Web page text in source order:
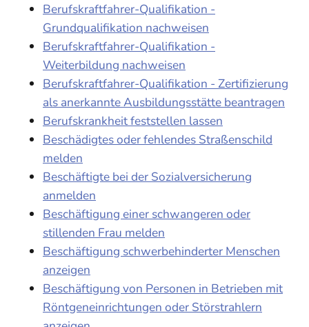
Berufskraftfahrer-Qualifikation -
Grundqualifikation nachweisen
Berufskraftfahrer-Qualifikation -
Weiterbildung nachweisen
Berufskraftfahrer-Qualifikation - Zertifizierung
als anerkannte Ausbildungsstätte beantragen
Berufskrankheit feststellen lassen
Beschädigtes oder fehlendes Straßenschild
melden
Beschäftigte bei der Sozialversicherung
anmelden
Beschäftigung einer schwangeren oder
stillenden Frau melden
Beschäftigung schwerbehinderter Menschen
anzeigen
Beschäftigung von Personen in Betrieben mit
Röntgeneinrichtungen oder Störstrahlern